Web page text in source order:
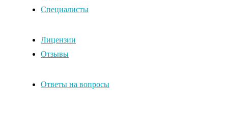
Специалисты
Лицензии
Отзывы
Ответы на вопросы